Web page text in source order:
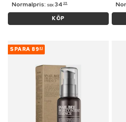
Normalpris: SEK 34 95
KÖP
SPARA 8943